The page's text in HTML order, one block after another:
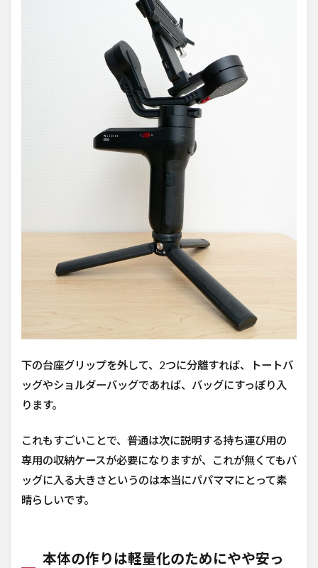
下の台座グリップを外して、2つに分離すれば、トートバ
ッグやショルダーバッグであれば、バッグにすっぽり入
ります。
これもすごいことで、普通は次に説明する持ち運び用の
専用の収納ケースが必要になりますが、これが無くてもバ
ッグに入る大きさというのは本当にパパママにとって素
晴らしいです。
本体の作りは軽量化のためにやや安っ